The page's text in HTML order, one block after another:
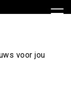
voor jou